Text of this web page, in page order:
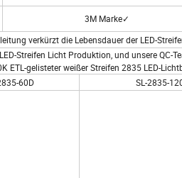
3M Marke✓
verkürzt die Lebensdauer der LED-
Streifen Licht Produktion, und unsere
ETL-gelisteter weißer Streifen 2835 LED-
60D SL-2835-